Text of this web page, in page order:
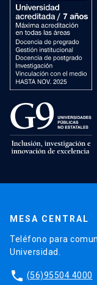
MESA CENTRAL
Teléfono para
Universidad.
phone (56)95504 4000